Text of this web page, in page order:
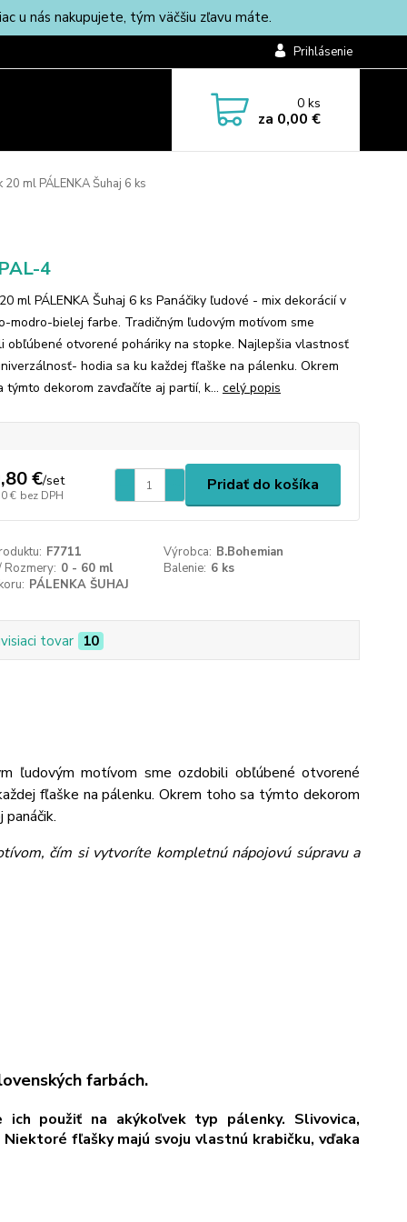
u nás nakupujete, tým väčšiu zľavu máte.
Prihlásenie
0ks
za 0,00 €
20 ml PÁLENKA Šuhaj 6 ks
4
ml PÁLENKA Šuhaj 6 ks Panáčiky ľudové - mix dekorácií v
modro-bielej farbe. Tradičným ľudovým motívom sme
obľúbené otvorené poháriky na stopke. Najlepšia vlastnosť
hodia sa ku každej fľaške na pálenku. Okrem
týmto dekorom zavďačíte aj partií, k... celý popis
€/set
€ bez DPH
Pridať do košíka
F7711 Výrobca: B.Bohemian
Rozmery: 0 - 60 ml Balenie: 6 ks
PÁLENKA ŠUHAJ
tovar 10
ľudovým motívom sme ozdobili obľúbené otvorené
fľaške na pálenku. Okrem toho sa týmto dekorom
čím si vytvoríte kompletnú nápojovú súpravu a
farbách.
použiť na akýkoľvek typ pálenky. Slivovica,
fľašky majú svoju vlastnú krabičku, vďaka